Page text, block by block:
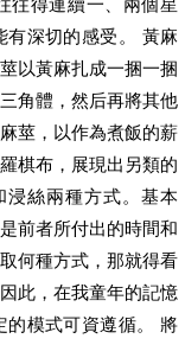
往得連續一、兩個星
有深切的感受。 黃麻
以黃麻扎成一捆一捆
角體，然后再將其他
莖，以作為煮飯的薪
棋布，展現出另類的
浸絲兩種方式。基本
前者所付出的時間和
何種方式，那就得看
此，在我童年的記憶
的模式可資遵循。 將